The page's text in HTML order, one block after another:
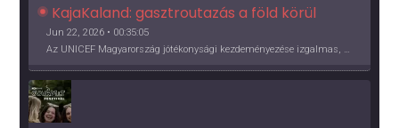
KajaKaland: gasztroutazás a föld körül
Jun 22, 2026 • 00:35:05
Az UNICEF Magyarország jótékonysági kezdeményezése izgalmas, egész éves világkörüli ízutazásra hív, igazi családi program és gasztroedukáció, illetve segítség a rászorulóknak is egyben.